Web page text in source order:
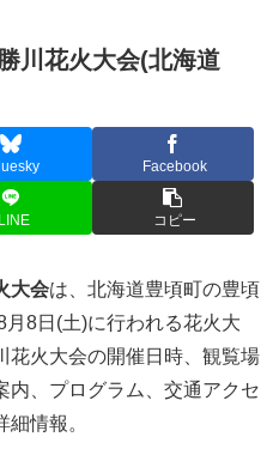
川花火大会(北海道
Facebook
LINE コピー
大会は、北海道豊頃町の豊頃
8日(土)に行われる花火大
花火大会の開催日時、観覧場
内、プログラム、交通アクセ
情報。